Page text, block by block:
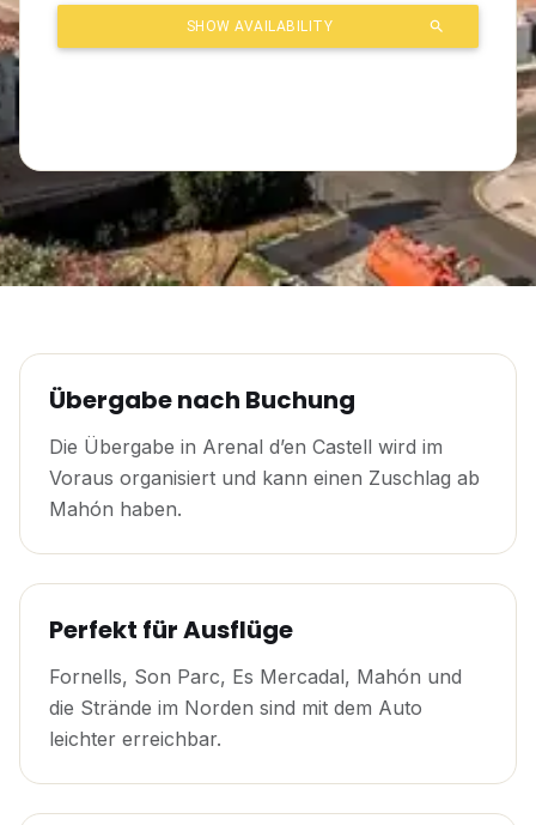
Übergabe nach Buchung
Die Übergabe in Arenal d’en Castell wird im
Voraus organisiert und kann einen Zuschlag ab
Mahón haben.
Perfekt für Ausflüge
Fornells, Son Parc, Es Mercadal, Mahón und
die Strände im Norden sind mit dem Auto
leichter erreichbar.